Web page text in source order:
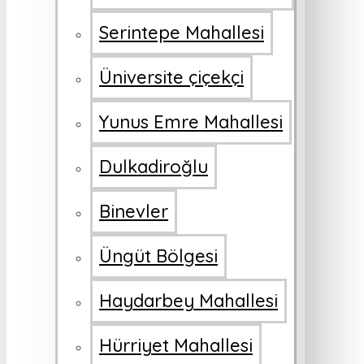
Serintepe Mahallesi
Üniversite çiçekçi
Yunus Emre Mahallesi
Dulkadiroğlu
Binevler
Üngüt Bölgesi
Haydarbey Mahallesi
Hürriyet Mahallesi